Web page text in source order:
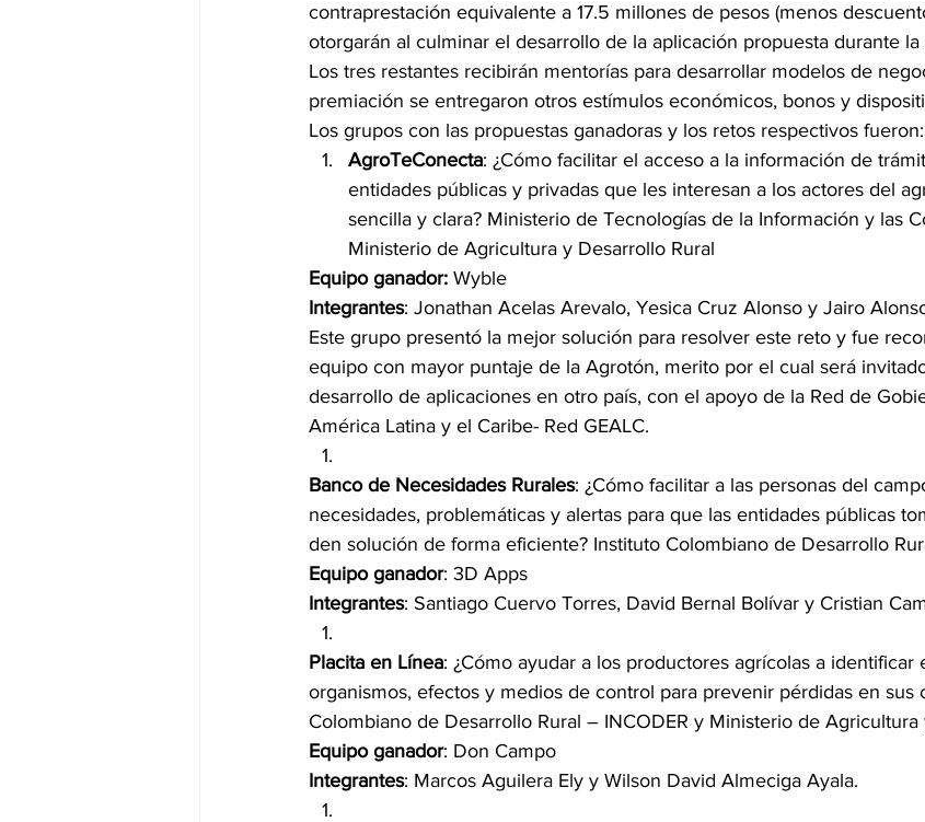
contraprestación equivalente a 17.5 millones de pesos (menos
otorgarán al culminar el desarrollo de la aplicación propuesta durante la
Los tres restantes recibirán mentorías para desarrollar modelos de
premiación se entregaron otros estímulos económicos, bonos y
Los grupos con las propuestas ganadoras y los retos respectivos fueron:
AgroTeConecta: ¿Cómo facilitar el acceso a la información de
entidades públicas y privadas que les interesan a los actores del
sencilla y clara? Ministerio de Tecnologías de la Información y las
Ministerio de Agricultura y Desarrollo Rural
Equipo ganador: Wyble
Integrantes: Jonathan Acelas Arevalo, Yesica Cruz Alonso y Jairo
Este grupo presentó la mejor solución para resolver este reto y fue
equipo con mayor puntaje de la Agrotón, merito por el cual será
desarrollo de aplicaciones en otro país, con el apoyo de la Red de
América Latina y el Caribe- Red GEALC.
Banco de Necesidades Rurales: ¿Cómo facilitar a las personas del
necesidades, problemáticas y alertas para que las entidades públicas
den solución de forma eficiente? Instituto Colombiano de Desarrollo
Equipo ganador: 3D Apps
Integrantes: Santiago Cuervo Torres, David Bernal Bolívar y Cristian
Placita en Línea: ¿Cómo ayudar a los productores agrícolas a identificar
organismos, efectos y medios de control para prevenir pérdidas en sus
Colombiano de Desarrollo Rural – INCODER y Ministerio de Agricultura
Equipo ganador: Don Campo
Integrantes: Marcos Aguilera Ely y Wilson David Almeciga Ayala.